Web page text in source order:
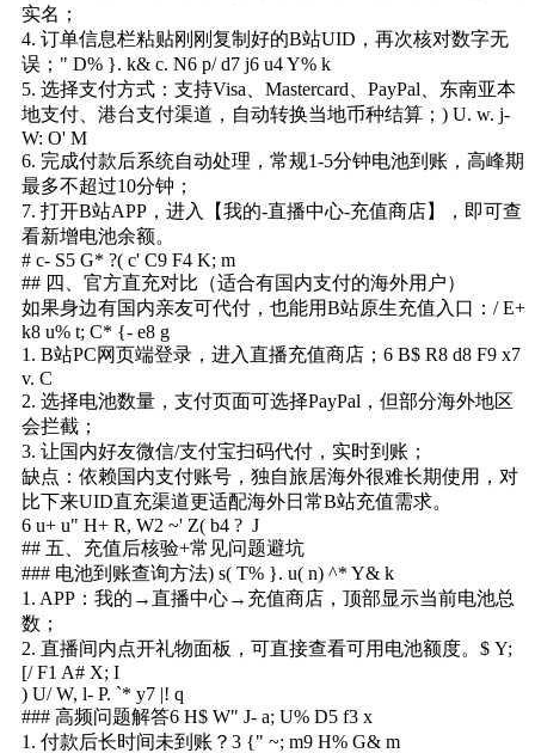
实名；
4. 订单信息栏粘贴刚刚复制好的B站UID，再次核对数字无
误； " D% }. k& c. N6 p/ d7 j6 u4 Y% k
5. 选择支付方式：支持Visa、Mastercard、PayPal、东南亚本
地支付、港台支付渠道，自动转换当地币种结算； ) U. w. j-
W: O' M
6. 完成付款后系统自动处理，常规1-5分钟电池到账，高峰期
最多不超过10分钟；
7. 打开B站APP，进入【我的-直播中心-充值商店】，即可查
看新增电池余额。
# c- S5 G* ?( c' C9 F4 K; m
## 四、官方直充对比（适合有国内支付的海外用户）
如果身边有国内亲友可代付，也能用B站原生充值入口： / E+
k8 u% t; C* {- e8 g
1. B站PC网页端登录，进入直播充值商店； 6 B$ R8 d8 F9 x7
v. C
2. 选择电池数量，支付页面可选择PayPal，但部分海外地区
会拦截；
3. 让国内好友微信/支付宝扫码代付，实时到账；
缺点：依赖国内支付账号，独自旅居海外很难长期使用，对
比下来UID直充渠道更适配海外日常B站充值需求。
6 u+ u" H+ R, W2 ~' Z( b4 ? J
## 五、充值后核验+常见问题避坑
### 电池到账查询方法) s( T% }. u( n) ^* Y& k
1. APP：我的→直播中心→充值商店，顶部显示当前电池总
数；
2. 直播间内点开礼物面板，可直接查看可用电池额度。 $ Y;
[/ F1 A# X; I
) U/ W, l- P. `* y7 |! q
### 高频问题解答6 H$ W" J- a; U% D5 f3 x
1. 付款后长时间未到账？ 3 {" ~; m9 H% G& m